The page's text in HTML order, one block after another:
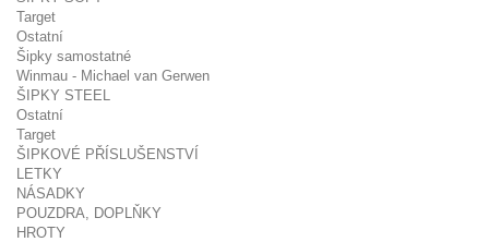
Target
Ostatní
Šipky samostatné
Winmau - Michael van Gerwen
ŠIPKY STEEL
Ostatní
Target
ŠIPKOVÉ PŘÍSLUŠENSTVÍ
LETKY
NÁSADKY
POUZDRA, DOPLŇKY
HROTY